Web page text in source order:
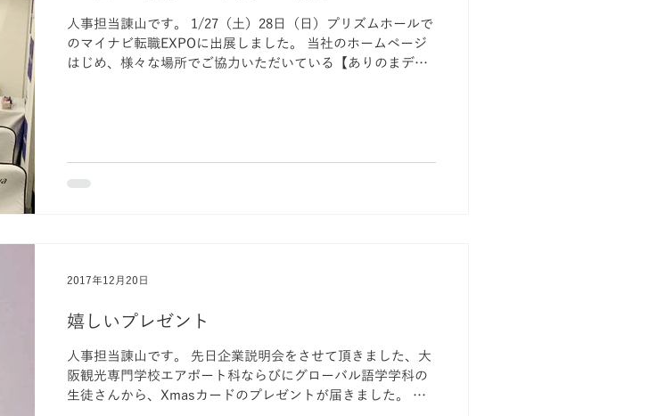
人事担当諌山です。 1/27（土）28日（日）プリズムホールで
のマイナビ転職EXPOに出展しました。 当社のホームページ
はじめ、様々な場所でご協力いただいている【ありのまデザ
嬉しいプレゼント
人事担当諌山です。 先日企業説明会をさせて頂きました、大
阪観光専門学校エアポート科ならびにグローバル語学学科の
生徒さんから、Xmasカードのプレゼントが届きました。 人
2017年12月20日